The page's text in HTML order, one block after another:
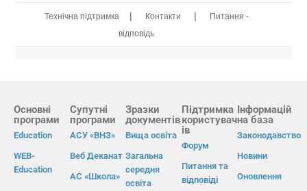
Технічна підтримка | Контакти |
Питання -
відповідь
Основні
програми
Education
WEB-
Education
Супутні
програми
АСУ «ВНЗ»
Веб Деканат
АС «Школа»
Зразки
документів
Вища освіта
Загальна
середня
освіта
Підтримка
користувач
ів
Форум
Питання та
відповіді
Інформацій
на база
Законодавство
Новини
Оновлення